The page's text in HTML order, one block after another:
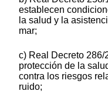
establecen
la salud y la
mar;
c) Real Decreto 286/
protección de la
contra los riesgos
ruido;